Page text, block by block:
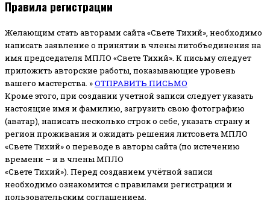
Правила регистрации
Желающим стать авторами сайта «Свете Тихий», необходимо
написать заявление о принятии в члены литобъединения на
имя председателя МПЛО «Свете Тихий». К письму следует
приложить авторские работы, показывающие уровень
вашего мастерства. »ОТПРАВИТЬ ПИСЬМО
Кроме этого, при создании учетной записи следует указать
настоящие имя и фамилию, загрузить свою фотографию
(аватар), написать несколько строк о себе, указать страну и
регион проживания и ожидать решения литсовета МПЛО
«Свете Тихий» о переводе в авторы сайта (по истечению
времени – и в члены МПЛО
«Свете Тихий»). Перед созданием учётной записи
необходимо ознакомится с правилами регистрации и
пользовательским соглашением.